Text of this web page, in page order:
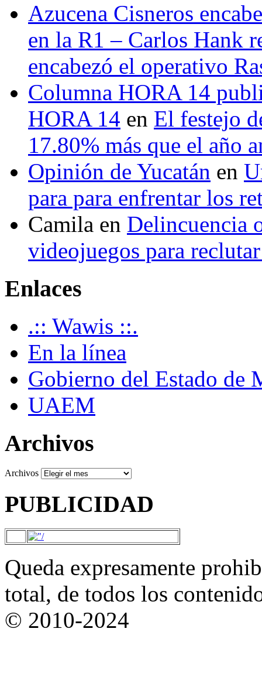
Azucena Cisneros
en la R1 – Carlos Hank
encabezó el operativo
Columna HORA 14
HORA 14 en El festejo
17.80% más que el año
Opinión de Yucatán en
para para enfrentar los
Camila en Delincuencia
videojuegos para
Enlaces
.:: Wawis ::.
En la línea
Gobierno del Estado de
UAEM
Archivos
Archivos
PUBLICIDAD
Queda expresamente
total, de todos los
© 2010-2024